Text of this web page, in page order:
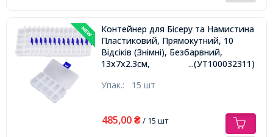
Контейнер для Бісеру та Намистина
Пластиковий, Прямокутний, 10
Відсіків (Знімні), Безбарвний,
13x7х2.3см,
...(УТ100032311)
Упак.: 15 шт
485,00 ₴/ 15 шт